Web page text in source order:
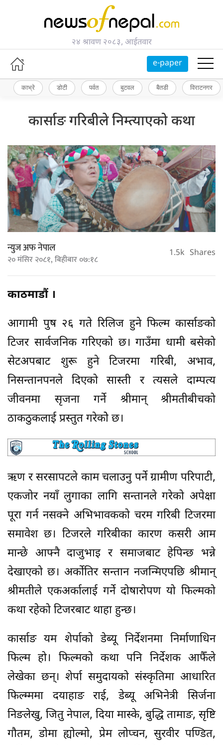
२४ श्रावण २०८३, आईतवार
e-paper
काभ्रे डोटी पर्वत बुटवल बैतडी विराटनगर
कार्साङ गरिबीले निम्त्याएको कथा
न्युज अफ नेपाल
२० मंसिर २०८१, बिहीबार ०७:१८ 1.5k Shares
काठमाडौं ।
आगामी पुष २६ गते रिलिज हुने फिल्म कार्साङको
टिजर सार्वजनिक गरिएको छ। गाउँमा धामी बसेको
सेटअपबाट शुरू हुने टिजरमा गरिबी, अभाव,
निसन्तानपनले दिएको सास्ती र त्यसले दाम्पत्य
जीवनमा सृजना गर्ने श्रीमान् श्रीमतीबीचको
ठाकठुकलाई प्रस्तुत गरेकोे छ।
ऋण र सरसापटले काम चलाउनु पर्ने ग्रामीण परिपाटी,
एकजोर नयाँ लुगाका लागि सन्तानले गरेको अपेक्षा
पूरा गर्न नसक्ने अभिभावकको चरम गरिबी टिजरमा
समावेश छ। टिजरले गरिबीका कारण कसरी आम
मान्छे आफ्नै दाजुभाइ र समाजबाट हेपिन्छ भन्ने
देखाएको छ। अर्कोतिर सन्तान नजन्मिएपछि श्रीमान्
श्रीमतीले एकअर्कालाई गर्ने दोषारोपण यो फिल्मको
कथा रहेको टिजरबाट थाहा हुन्छ।
कार्साङ यम शेर्पाको डेब्यू निर्देशनमा निर्माणाधिन
फिल्म हो। फिल्मको कथा पनि निर्देशक आफैँले
लेखेका छन्। शेर्पा समुदायको संस्कृतिमा आधारित
फिल्म्ममा दयाहाङ राई, डेब्यू अभिनेत्री सिर्जना
निङलेखु, जितु नेपाल, दिया मास्के, बुद्धि तामाङ, सृष्टि
गौतम, डोमा ह्योल्मो, प्रेम लोप्चन, सुरवीर पण्डित,